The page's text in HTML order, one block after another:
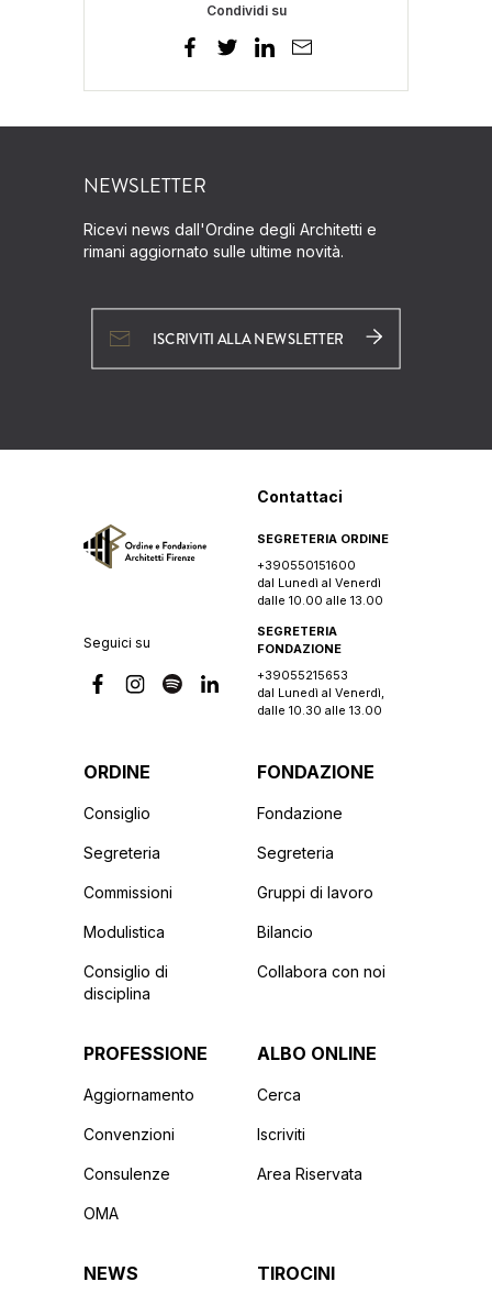
Condividi su
NEWSLETTER
Ricevi news dall'Ordine degli Architetti e
rimani aggiornato sulle ultime novità.
ISCRIVITI ALLA NEWSLETTER
Seguici su
Contattaci
SEGRETERIA ORDINE
+390550151600
dal Lunedì al Venerdì
dalle 10.00 alle 13.00
SEGRETERIA
FONDAZIONE
+39055215653
dal Lunedì al Venerdì,
dalle 10.30 alle 13.00
ORDINE
Consiglio
Segreteria
Commissioni
Modulistica
Consiglio di
disciplina
FONDAZIONE
Fondazione
Segreteria
Gruppi di lavoro
Bilancio
Collabora con noi
PROFESSIONE
Aggiornamento
Convenzioni
Consulenze
OMA
ALBO ONLINE
Cerca
Iscriviti
Area Riservata
NEWS TIROCINI